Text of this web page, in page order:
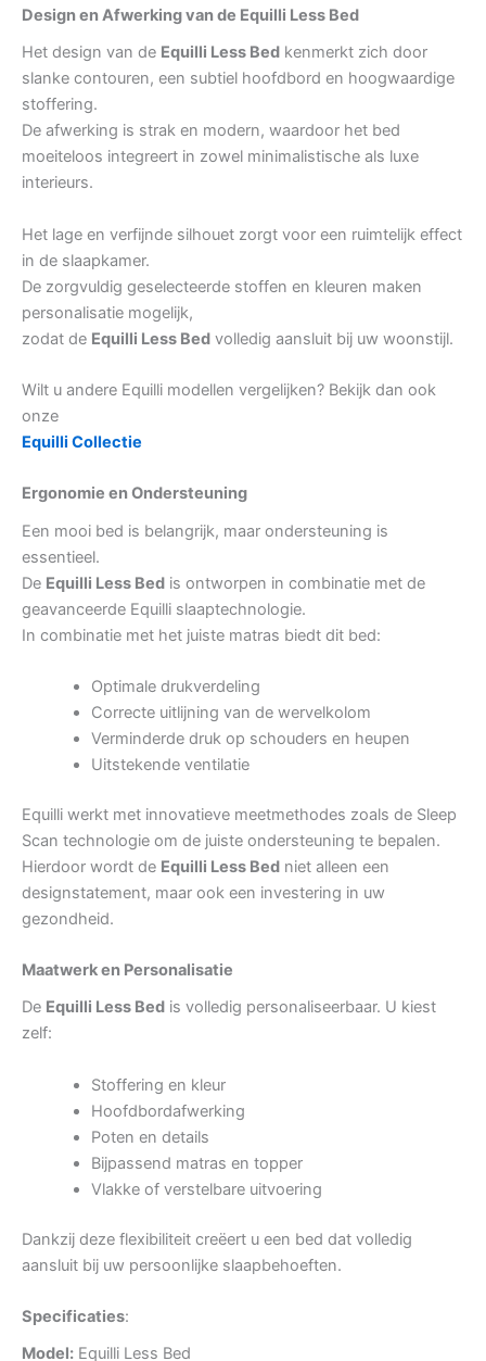
Design en Afwerking van de Equilli Less Bed
Het design van de Equilli Less Bed kenmerkt zich door
slanke contouren, een subtiel hoofdbord en hoogwaardige
stoffering.
De afwerking is strak en modern, waardoor het bed
moeiteloos integreert in zowel minimalistische als luxe
interieurs.
Het lage en verfijnde silhouet zorgt voor een ruimtelijk effect
in de slaapkamer.
De zorgvuldig geselecteerde stoffen en kleuren maken
personalisatie mogelijk,
zodat de Equilli Less Bed volledig aansluit bij uw woonstijl.
Wilt u andere Equilli modellen vergelijken? Bekijk dan ook
onze
Equilli Collectie
Ergonomie en Ondersteuning
Een mooi bed is belangrijk, maar ondersteuning is
essentieel.
De Equilli Less Bed is ontworpen in combinatie met de
geavanceerde Equilli slaaptechnologie.
In combinatie met het juiste matras biedt dit bed:
Optimale drukverdeling
Correcte uitlijning van de wervelkolom
Verminderde druk op schouders en heupen
Uitstekende ventilatie
Equilli werkt met innovatieve meetmethodes zoals de Sleep
Scan technologie om de juiste ondersteuning te bepalen.
Hierdoor wordt de Equilli Less Bed niet alleen een
designstatement, maar ook een investering in uw
gezondheid.
Maatwerk en Personalisatie
De Equilli Less Bed is volledig personaliseerbaar. U kiest
zelf:
Stoffering en kleur
Hoofdbordafwerking
Poten en details
Bijpassend matras en topper
Vlakke of verstelbare uitvoering
Dankzij deze flexibiliteit creëert u een bed dat volledig
aansluit bij uw persoonlijke slaapbehoeften.
Specificaties:
Model: Equilli Less Bed